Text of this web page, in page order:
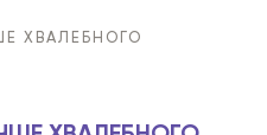
ХВАЛЕБНОГО